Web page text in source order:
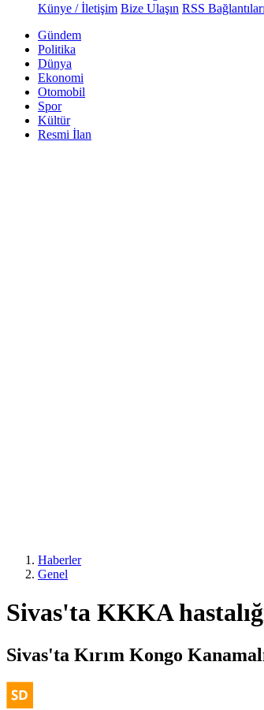
Künye / İletişim Bize Ulaşın RSS Bağlantıları
Gündem
Politika
Dünya
Ekonomi
Otomobil
Spor
Kültür
Resmi İlan
Haberler
Genel
Sivas'ta KKKA
Sivas'ta Kırım Kongo